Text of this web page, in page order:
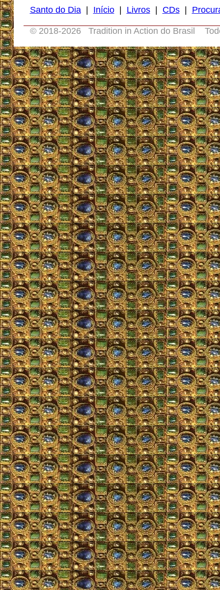
Santo do Dia| Início| Livros| CDs|
© 2018-2026 Tradition in Action do Brasil